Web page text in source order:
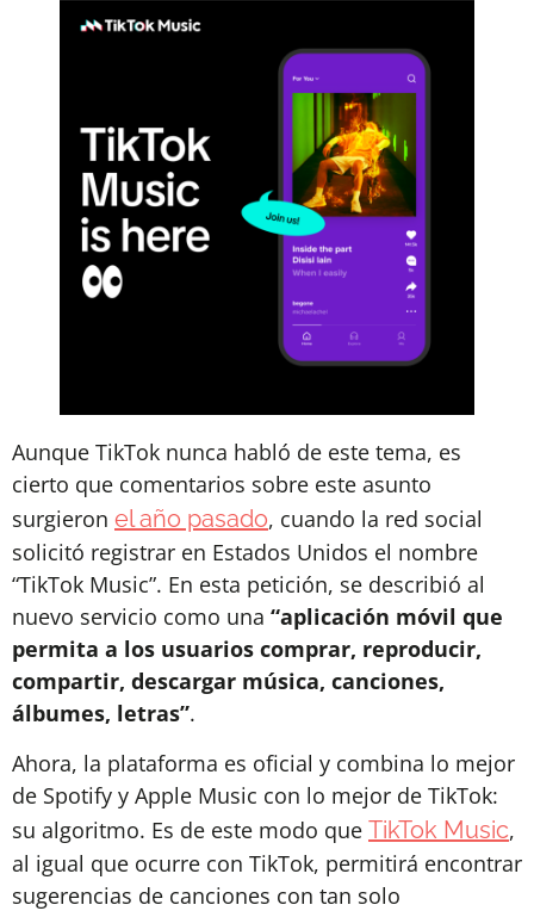
Aunque TikTok nunca habló de este tema, es
cierto que comentarios sobre este asunto
surgieron el año pasado, cuando la red social
solicitó registrar en Estados Unidos el nombre
“TikTok Music”. En esta petición, se describió al
nuevo servicio como una “aplicación móvil que
permita a los usuarios comprar, reproducir,
compartir, descargar música, canciones,
álbumes, letras”.
Ahora, la plataforma es oficial y combina lo mejor
de Spotify y Apple Music con lo mejor de TikTok:
su algoritmo. Es de este modo que TikTok Music,
al igual que ocurre con TikTok, permitirá encontrar
sugerencias de canciones con tan solo